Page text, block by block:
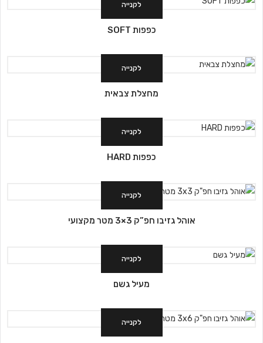
לקנייה
כפפות SOFT
לקנייה
מחצלת צבאית
לקנייה
כפפות HARD
לקנייה
אוהל גזיבו חפ”ק 3×3 מטר מקצועי
לקנייה
מעיל גשם
לקנייה